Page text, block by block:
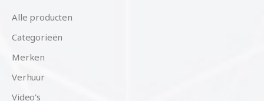
Alle producten
Categorieën
Merken
Verhuur
Video's